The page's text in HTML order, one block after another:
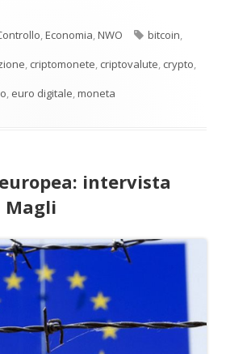
,Economia,NWO Tag
bitcoin,
, criptomonete, criptovalute, crypto,
, euro digitale,moneta
intervista
Magli